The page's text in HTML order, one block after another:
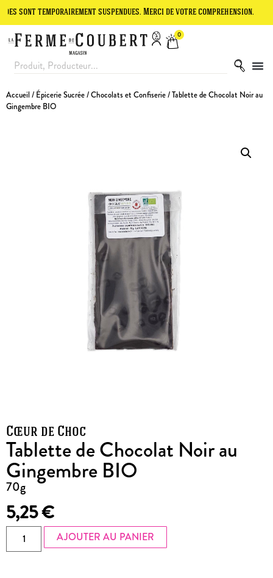
suspendues. Merci de votre compréhension. Le site
0
Accueil / Épicerie Sucrée/Chocolats et Confiserie/ Tablette de Chocolat Noir au
Gingembre BIO
Cœur de Choc
Tablette de Chocolat Noir au
Gingembre BIO
70g
5,25€
AJOUTER AU PANIER